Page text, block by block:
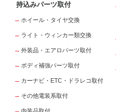
持込みパーツ取付
ホイール・タイヤ交換
ライト・ウィンカー類交換
外装品・エアロパーツ取付
ボディ補強パーツ取付
カーナビ・ETC・ドラレコ取付
その他電装系取付